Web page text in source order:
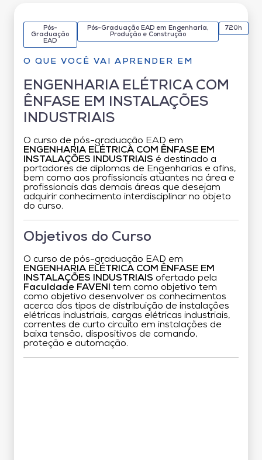
Pós-
Graduação
EAD
Pós-Graduação EAD em Engenharia,
Produção e Construção
720h
O QUE VOCÊ VAI APRENDER EM
ENGENHARIA ELÉTRICA COM
ÊNFASE EM INSTALAÇÕES
INDUSTRIAIS
O curso de pós-graduação EAD em
ENGENHARIA ELÉTRICA COM ÊNFASE EM
INSTALAÇÕES INDUSTRIAIS é destinado a
portadores de diplomas de Engenharias e afins,
bem como aos profissionais atuantes na área e
profissionais das demais áreas que desejam
adquirir conhecimento interdisciplinar no objeto
do curso.
Objetivos do Curso
O curso de pós-graduação EAD em
ENGENHARIA ELÉTRICA COM ÊNFASE EM
INSTALAÇÕES INDUSTRIAIS ofertado pela
Faculdade FAVENI
tem como objetivo tem
como objetivo desenvolver os conhecimentos
acerca dos tipos de distribuição de instalações
elétricas industriais, cargas elétricas industriais,
correntes de curto circuito em instalações de
baixa tensão, dispositivos de comando,
proteção e automação.